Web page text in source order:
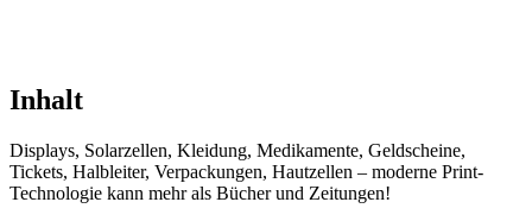
Inhalt
Displays, Solarzellen, Kleidung, Medikamente, Geldscheine,
Tickets, Halbleiter, Verpackungen, Hautzellen – moderne Print-
Technologie kann mehr als Bücher und Zeitungen!